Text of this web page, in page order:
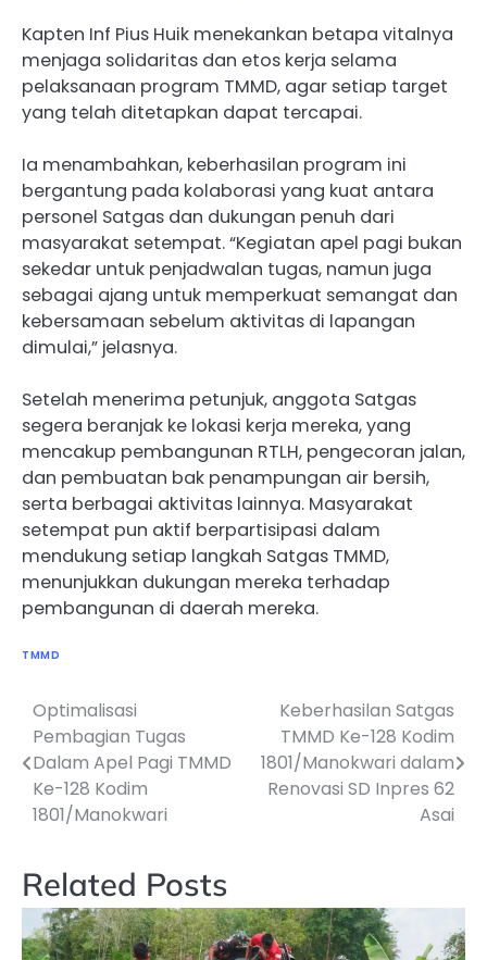
Kapten Inf Pius Huik menekankan betapa vitalnya
menjaga solidaritas dan etos kerja selama
pelaksanaan program TMMD, agar setiap target
yang telah ditetapkan dapat tercapai.
Ia menambahkan, keberhasilan program ini
bergantung pada kolaborasi yang kuat antara
personel Satgas dan dukungan penuh dari
masyarakat setempat. “Kegiatan apel pagi bukan
sekedar untuk penjadwalan tugas, namun juga
sebagai ajang untuk memperkuat semangat dan
kebersamaan sebelum aktivitas di lapangan
dimulai,” jelasnya.
Setelah menerima petunjuk, anggota Satgas
segera beranjak ke lokasi kerja mereka, yang
mencakup pembangunan RTLH, pengecoran jalan,
dan pembuatan bak penampungan air bersih,
serta berbagai aktivitas lainnya. Masyarakat
setempat pun aktif berpartisipasi dalam
mendukung setiap langkah Satgas TMMD,
menunjukkan dukungan mereka terhadap
pembangunan di daerah mereka.
TMMD
Navigasi
pos
Optimalisasi
Pembagian Tugas
Dalam Apel Pagi TMMD
Ke-128 Kodim
1801/Manokwari
Keberhasilan Satgas
TMMD Ke-128 Kodim
1801/Manokwari dalam
Renovasi SD Inpres 62
Asai
Related Posts